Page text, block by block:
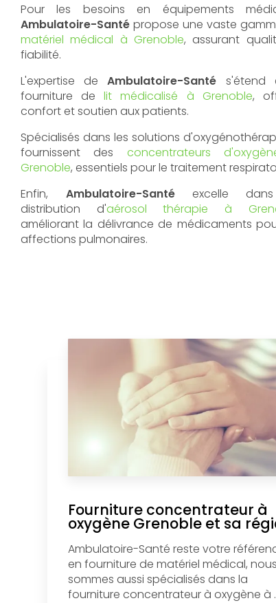
Pour les besoins en équipements
Ambulatoire-Santé propose une vaste
matériel médical à Grenoble, assurant
fiabilité.
L'expertise deAmbulatoire-Santé s'étend
fourniture delit médicalisé à Grenoble,
confort et soutien aux patients.
Spécialisés dans les solutions
fournissent des concentrateurs
Grenoble, essentiels pour le traitement
Enfin, Ambulatoire-Santéexcelle
distribution d'aérosol thérapie à
améliorant la délivrance de médicaments
affections pulmonaires.
Fourniture concentrateur à
oxygène Grenoble et sa
Ambulatoire-Santé reste votre
en fourniture de matériel médical, nous
sommes aussi spécialisés dans la
fourniture concentrateur à oxygène à